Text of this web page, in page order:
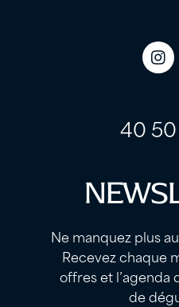
Icon
40
Ne manquez plus
Recevez chaque
offres et l’agenda
de